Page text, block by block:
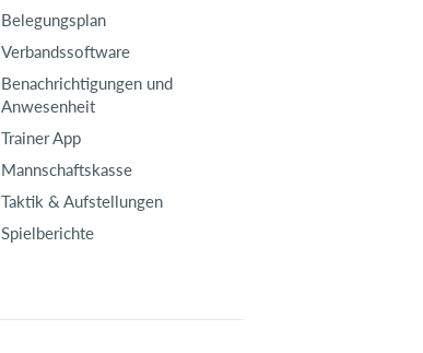
Belegungsplan
Verbandssoftware
Benachrichtigungen und
Anwesenheit
Trainer App
Mannschaftskasse
Taktik & Aufstellungen
Spielberichte